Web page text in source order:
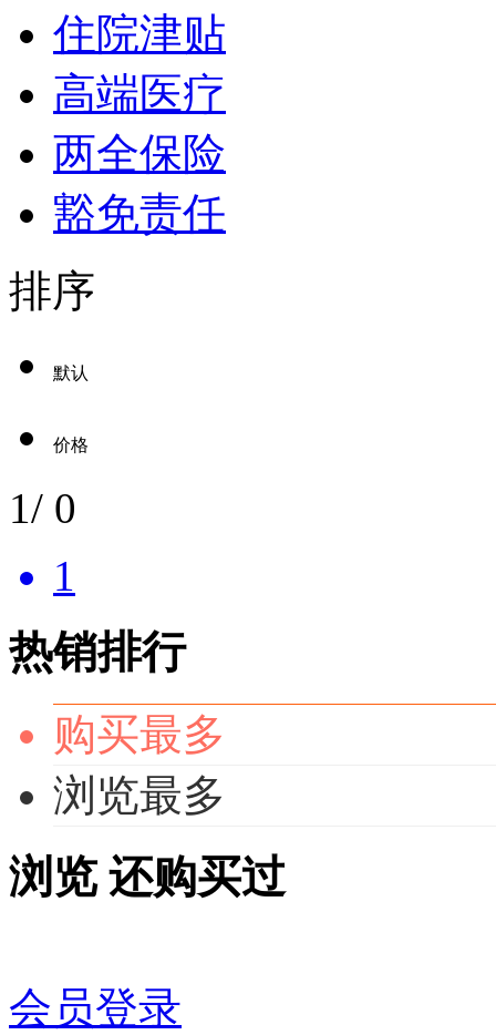
住院津贴
高端医疗
两全保险
豁免责任
排序
默认
价格
1/ 0
1
热销排行
购买最多
浏览最多
浏览 还购买过
会员登录